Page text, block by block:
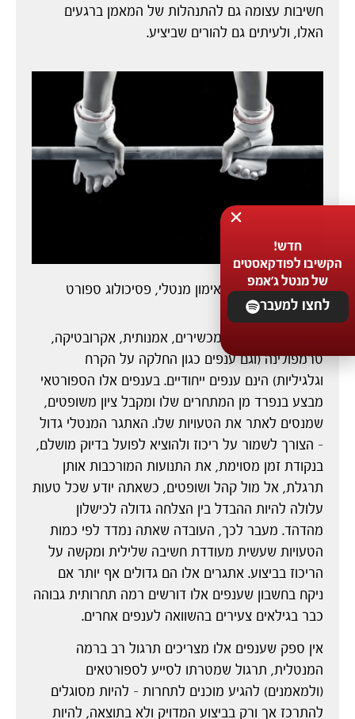
חשיבות עצומה גם להתנהלות של המאמן ברגעים
האלו, ולעיתים גם להורים שביציע.
ייעוץ מנטלי, אימון מנטלי, פסיכולוג ספורט
ענפי ההתעמלות – מכשירים, אמנותית, אקרובטיקה,
טרמפולינה (וגם ענפים כגון החלקה על הקרח
וגלגיליות) הינם ענפים ייחודיים. בענפים אלו הספורטאי
מבצע בנפרד מן המתחרים שלו ומקבל ציון משופטים,
שמנסים לאתר את הטעויות שלו. האתגר המנטלי גדול
– הצורך לשמור על ריכוז ולהוציא לפועל בדיוק מושלם,
בנקודת זמן מסוימת, את התנועות המורכבות אותן
תרגלת, אל מול קהל ושופטים, כשאתה יודע שכל טעות
עלולה להיות ההבדל בין הצלחה גדולה לכישלון
מהדהד. מעבר לכך, העובדה שאתה נמדד לפי כמות
הטעויות שעשית מעודדת חשיבה שלילית ומקשה על
הריכוז בביצוע. אתגרים אלו הם גדולים אף יותר אם
ניקח בחשבון שענפים אלו דורשים רמה תחרותית גבוהה
כבר בגילאים צעירים בהשוואה לענפים אחרים.
אין ספק שענפים אלו מצריכים תרגול רב ברמה
המנטלית, תרגול שמטרתו לסייע לספורטאים
(ולמאמנים) להגיע מוכנים לתחרות – להיות מסוגלים
להתרכז אך ורק בביצוע המדויק ולא בתוצאה, להיות
חדש!
הקשיבו לפודקאסטים
של מנטל ג'אמפ
לחצו למעבר